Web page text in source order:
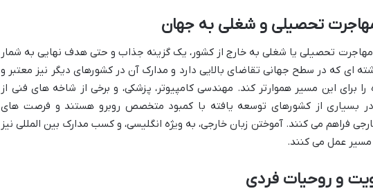
تحصیلی و شغلی به جهان
مهاجرت تحصیلی یا شغلی به خارج از کشور، یک گزینه جذاب و حتی هدف نهایی به شمار
ای که در سطح جهانی تقاضای بالایی دارد و مدارک آن در کشورهای دیگر نیز معتبر و
را برای این مسیر هموارتر کند. مهندسی کامپیوتر، پزشکی، و برخی از شاخه های فنی از
بسیاری از کشورهای توسعه یافته با کمبود متخصص روبرو هستند و فرصت های
فراهم می کنند. آموختن زبان خارجی، به ویژه انگلیسی، و کسب مدارک بین المللی نیز
مسیر عمل می کنند.
و روحیات فردی